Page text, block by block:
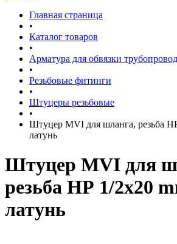
Главная страница
•
Каталог товаров
•
Арматура для обвязки
•
Резьбовые фитинги
•
Штуцеры резьбовые
•
Штуцер MVI для шланга, резьба
латунь
Штуцер MVI для
резьба НР 1/2x20
латунь